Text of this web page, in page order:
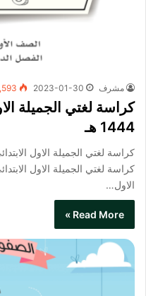
مشرف 2023-01-30
كراسة لغتي الجميلة
1444 هـ
كراسة لغتي الجميلة الاول
الاول…
Read More »